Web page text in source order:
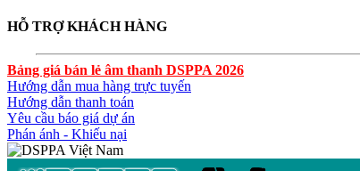
HỖ TRỢ KHÁCH HÀNG
Bảng giá bán lẻ âm thanh DSPPA 2026
Hướng dẫn mua hàng trực tuyến
Hướng dẫn thanh toán
Yêu cầu báo giá dự án
Phán ánh - Khiếu nại